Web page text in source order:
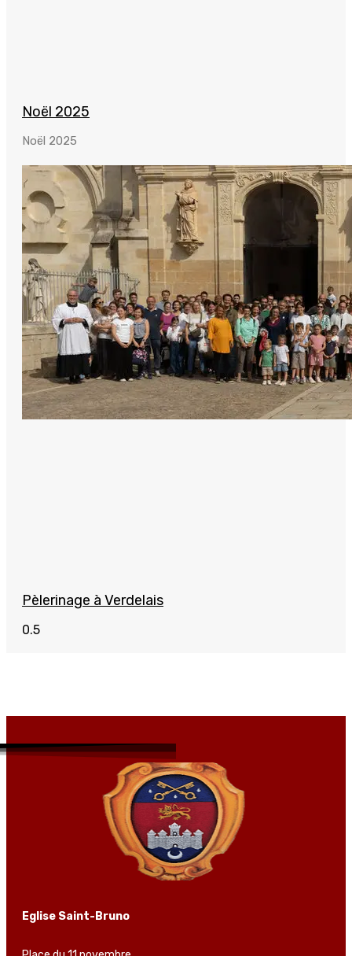
Noël 2025
Noël 2025
Pèlerinage à Verdelais
Eglise Saint-Bruno